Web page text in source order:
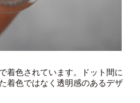
着色されています。ドット間に
着色ではなく透明感のあるデザ